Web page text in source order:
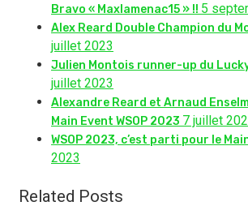
Bravo « Maxlamenac15 » !! 5
Alex Reard Double Champion du
juillet 2023
Julien Montois runner-up du Lucky
juillet 2023
Alexandre Reard et Arnaud
Main Event WSOP 2023 7 juillet
WSOP 2023, c’est parti pour le
2023
Related Posts